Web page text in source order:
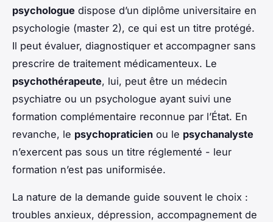
psychologue dispose d’un diplôme universitaire en
psychologie (master 2), ce qui est un titre protégé.
Il peut évaluer, diagnostiquer et accompagner sans
prescrire de traitement médicamenteux. Le
psychothérapeute, lui, peut être un médecin
psychiatre ou un psychologue ayant suivi une
formation complémentaire reconnue par l’État. En
revanche, le psychopraticien ou le psychanalyste
n’exercent pas sous un titre réglementé - leur
formation n’est pas uniformisée.
La nature de la demande guide souvent le choix :
troubles anxieux, dépression, accompagnement de